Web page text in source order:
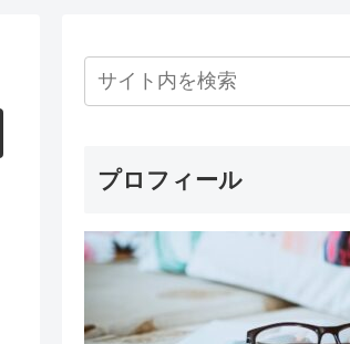
プロフィール